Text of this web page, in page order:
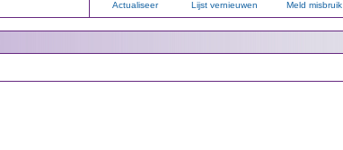
Actualiseer Lijst vernieuwen Meld misbruik